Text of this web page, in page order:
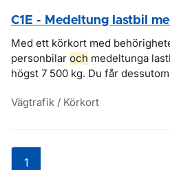
C1E - Medeltung lastbil
Med ett körkort med
personbilar och medeltunga
högst 7 500 kg. Du får
Vägtrafik / Körkort
1